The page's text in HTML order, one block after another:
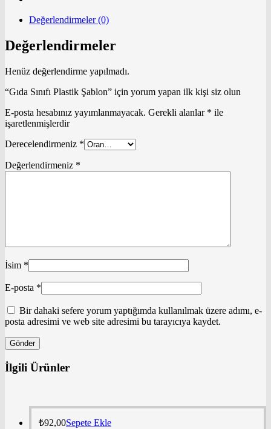
Değerlendirmeler (0)
Değerlendirmeler
Henüz değerlendirme yapılmadı.
“Gıda Sınıfı Plastik Şablon” için yorum yapan ilk kişi siz olun
E-posta hesabınız yayımlanmayacak. Gerekli alanlar * ile
işaretlenmişlerdir
Derecelendirmeniz *
Değerlendirmeniz *
İsim *
E-posta *
Bir dahaki sefere yorum yaptığımda kullanılmak üzere adımı, e-
posta adresimi ve web site adresimi bu tarayıcıya kaydet.
İlgili Ürünler
₺92,00Sepete Ekle